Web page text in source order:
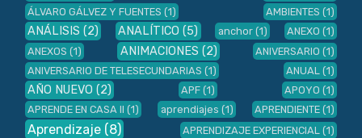
ÁLVARO GÁLVEZ Y FUENTES (1) AMBIENTES (1)
ANÁLISIS (2) ANALÍTICO (5) anchor (1) ANEXO (1)
ANEXOS (1) ANIMACIONES (2) ANIVERSARIO (1)
ANIVERSARIO DE TELESECUNDARIAS (1) ANUAL (1)
AÑO NUEVO (2) APF (1) APOYO (1)
APRENDE EN CASA II (1) aprendiajes (1) APRENDIENTE (1)
Aprendizaje (8) APRENDIZAJE EXPERIENCIAL (1)